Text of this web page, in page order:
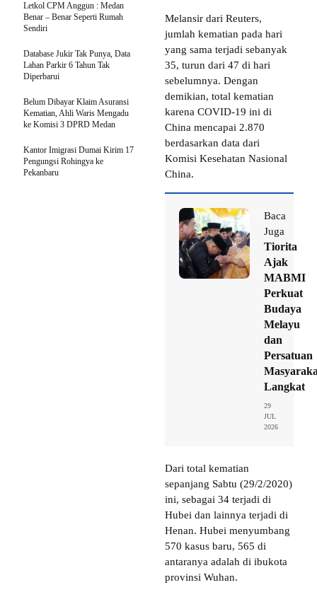
Melansir dari Reuters,
jumlah kematian pada hari
yang sama terjadi sebanyak
35, turun dari 47 di hari
sebelumnya. Dengan
demikian, total kematian
karena COVID-19 ini di
China mencapai 2.870
berdasarkan data dari
Komisi Kesehatan Nasional
China.
Baca
Juga
Tiorita
Ajak
MABMI
Perkuat
Budaya
Melayu
dan
Persatuan
Langkat
29
JUL
2026
Dari total kematian
sepanjang Sabtu (29/2/2020)
ini, sebagai 34 terjadi di
Hubei dan lainnya terjadi di
Henan. Hubei menyumbang
570 kasus baru, 565 di
antaranya adalah di ibukota
provinsi Wuhan.
Letkol CPM Anggun : Medan
Benar – Benar Seperti Rumah
Sendiri
Database Jukir Tak Punya, Data
Lahan Parkir 6 Tahun Tak
Diperbarui
Belum Dibayar Klaim Asuransi
Kematian, Ahli Waris Mengadu
ke Komisi 3 DPRD Medan
Kantor Imigrasi Dumai Kirim 17
Pengungsi Rohingya ke
Pekanbaru